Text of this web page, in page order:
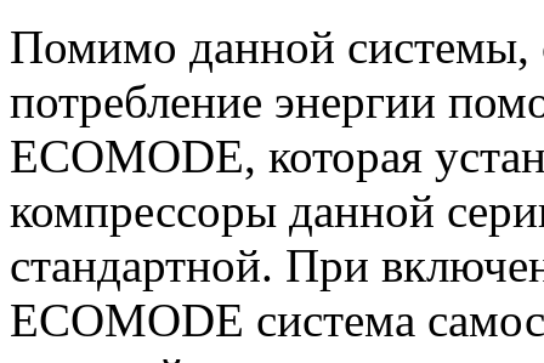
Помимо данной системы,
потребление энергии
ECOMODE, которая
компрессоры данной
стандартной. При
ECOMODE система